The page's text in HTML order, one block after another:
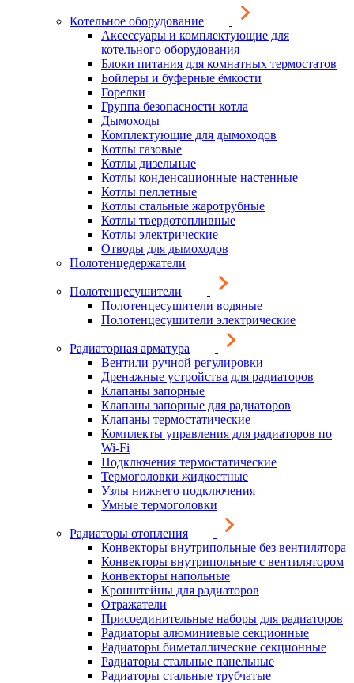
Котельное оборудование
Аксессуары и комплектующие для
котельного оборудования
Блоки питания для комнатных термостатов
Бойлеры и буферные ёмкости
Горелки
Группа безопасности котла
Дымоходы
Комплектующие для дымоходов
Котлы газовые
Котлы дизельные
Котлы конденсационные настенные
Котлы пеллетные
Котлы стальные жаротрубные
Котлы твердотопливные
Котлы электрические
Отводы для дымоходов
Полотенцедержатели
Полотенцесушители
Полотенцесушители водяные
Полотенцесушители электрические
Радиаторная арматура
Вентили ручной регулировки
Дренажные устройства для радиаторов
Клапаны запорные
Клапаны запорные для радиаторов
Клапаны термостатические
Комплекты управления для радиаторов по
Wi-Fi
Подключения термостатические
Термоголовки жидкостные
Узлы нижнего подключения
Умные термоголовки
Радиаторы отопления
Конвекторы внутрипольные без вентилятора
Конвекторы внутрипольные с вентилятором
Конвекторы напольные
Кронштейны для радиаторов
Отражатели
Присоединительные наборы для радиаторов
Радиаторы алюминиевые секционные
Радиаторы биметаллические секционные
Радиаторы стальные панельные
Радиаторы стальные трубчатые